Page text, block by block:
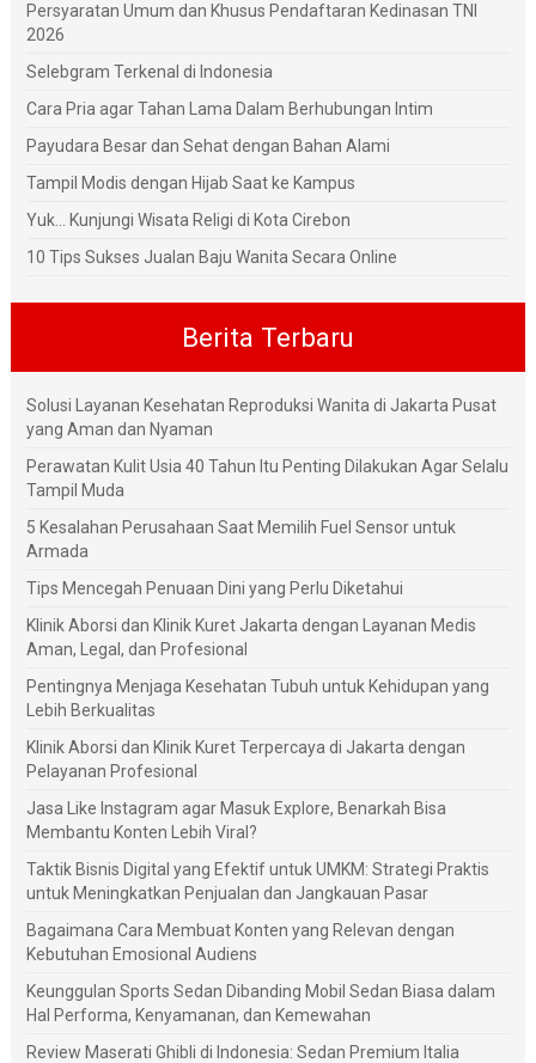
Persyaratan Umum dan Khusus Pendaftaran Kedinasan TNI
2026
Selebgram Terkenal di Indonesia
Cara Pria agar Tahan Lama Dalam Berhubungan Intim
Payudara Besar dan Sehat dengan Bahan Alami
Tampil Modis dengan Hijab Saat ke Kampus
Yuk... Kunjungi Wisata Religi di Kota Cirebon
10 Tips Sukses Jualan Baju Wanita Secara Online
Berita Terbaru
Solusi Layanan Kesehatan Reproduksi Wanita di Jakarta Pusat
yang Aman dan Nyaman
Perawatan Kulit Usia 40 Tahun Itu Penting Dilakukan Agar Selalu
Tampil Muda
5 Kesalahan Perusahaan Saat Memilih Fuel Sensor untuk
Armada
Tips Mencegah Penuaan Dini yang Perlu Diketahui
Klinik Aborsi dan Klinik Kuret Jakarta dengan Layanan Medis
Aman, Legal, dan Profesional
Pentingnya Menjaga Kesehatan Tubuh untuk Kehidupan yang
Lebih Berkualitas
Klinik Aborsi dan Klinik Kuret Terpercaya di Jakarta dengan
Pelayanan Profesional
Jasa Like Instagram agar Masuk Explore, Benarkah Bisa
Membantu Konten Lebih Viral?
Taktik Bisnis Digital yang Efektif untuk UMKM: Strategi Praktis
untuk Meningkatkan Penjualan dan Jangkauan Pasar
Bagaimana Cara Membuat Konten yang Relevan dengan
Kebutuhan Emosional Audiens
Keunggulan Sports Sedan Dibanding Mobil Sedan Biasa dalam
Hal Performa, Kenyamanan, dan Kemewahan
Review Maserati Ghibli di Indonesia: Sedan Premium Italia